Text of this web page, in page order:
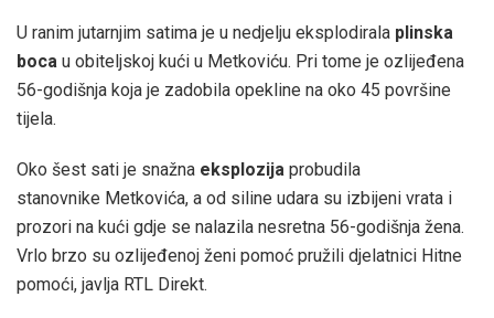
U ranim jutarnjim satima je u nedjelju eksplodirala plinska
boca u obiteljskoj kući u Metkoviću. Pri tome je ozlijeđena
56-godišnja koja je zadobila opekline na oko 45 površine
tijela.
Oko šest sati je snažna eksplozija probudila
stanovnike Metkovića, a od siline udara su izbijeni vrata i
prozori na kući gdje se nalazila nesretna 56-godišnja žena.
Vrlo brzo su ozlijeđenoj ženi pomoć pružili djelatnici Hitne
pomoći, javlja RTL Direkt.